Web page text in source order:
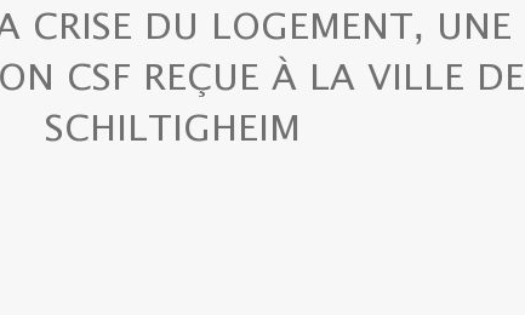
CRISE DU LOGEMENT, UNE
CSF REÇUE À LA VILLE DE
SCHILTIGHEIM